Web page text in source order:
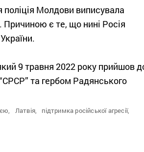
поліція Молдови виписувала
Причиною є те, що нині Росія
9 травня 2022 року прийшов
та гербом Радянського
Латвія,
підтримка російської агресії,